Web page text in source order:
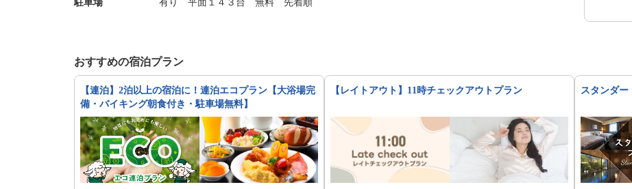
駐車場
有り 平面１４３台 無料 先着順
おすすめの宿泊プラン
【連泊】2泊以上の宿泊に！連泊エコプラン【大浴場完
備・バイキング朝食付き・駐車場無料】
【レイトアウト】11時チェックアウトプラン スタンダー